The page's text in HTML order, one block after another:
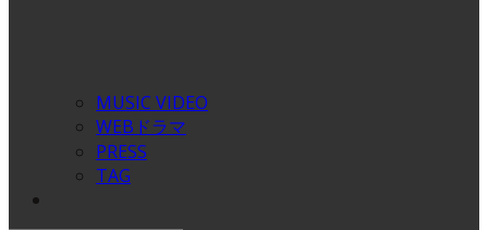
MUSIC VIDEO
WEBドラマ
PRESS
TAG